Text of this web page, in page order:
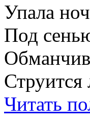
Упала
Под
Читать